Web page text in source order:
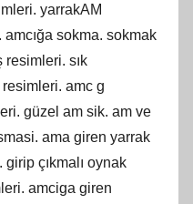
yarrakAM
sokma. sokmak
resimleri. sık
amc g
güzel am sik. am ve
ama giren yarrak
çıkmalı oynak
amciga giren